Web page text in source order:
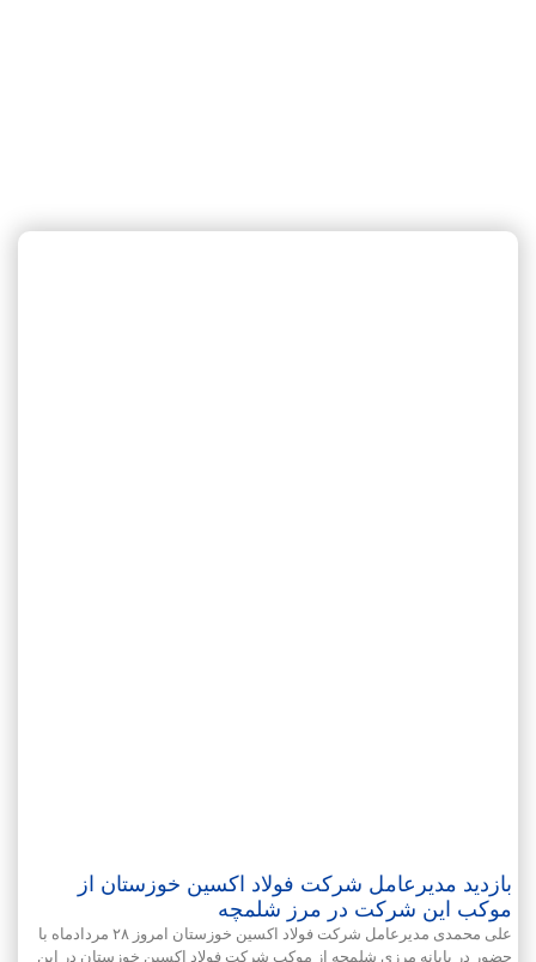
بازدید مدیرعامل شرکت فولاد اکسین خوزستان از
موکب این شرکت در مرز شلمچه
علی محمدی مدیرعامل شرکت فولاد اکسین خوزستان امروز ۲۸ مردادماه با
حضور در پایانه مرزی شلمچه از موکب شرکت فولاد اکسین خوزستان در این